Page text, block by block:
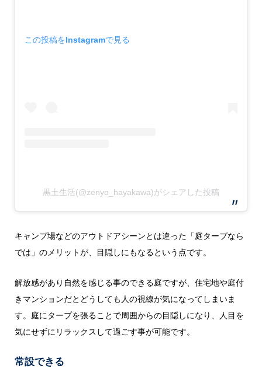
この投稿をInstagramで見る
黒土生活(@zenyo_hayakawa)がシェアした投稿
キャンプ場などのアウトドアシーンとは違った「庭タープなら
では」のメリットが、目隠しにもなるという点です。
解放感があり自然を感じる事のできる庭ですが、住宅地や庭付
きマンションだとどうしても人の視線が気になってしまいま
す。庭にタープを張ることで周囲からの目隠しになり、人目を
気にせずにリラックスして過ごす事が可能です。
常設できる